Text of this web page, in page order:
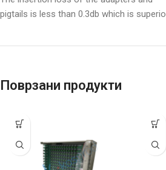
pigtails is less than 0.3db which is
Поврзани продукти